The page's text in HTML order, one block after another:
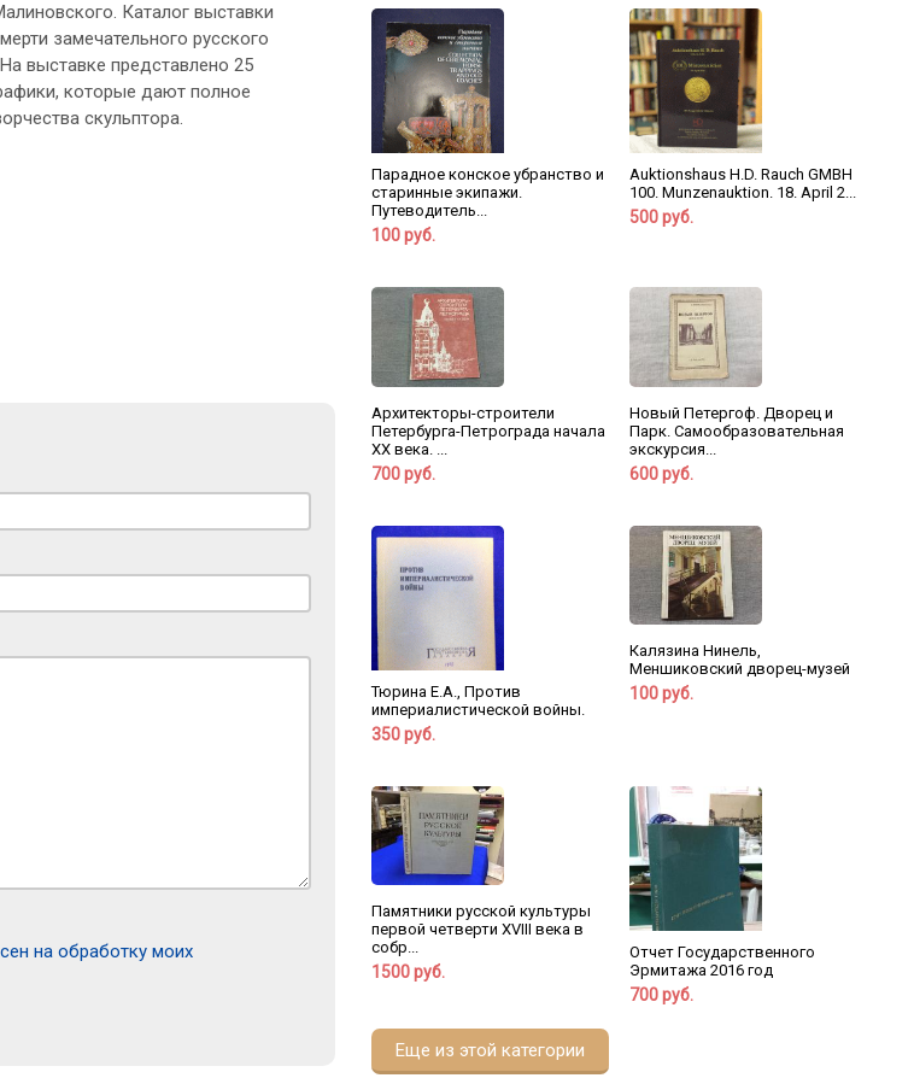
Каталог выставки
замечательного русского
выставке представлено 25
которые дают полное
скульптора.
на обработку моих
Парадное конское убранство и
старинные экипажи.
Путеводитель...
100 руб.
Auktionshaus H.D. Rauch GMBH
100. Munzenauktion. 18. April 2...
500 руб.
Архитекторы-строители
Петербурга-Петрограда начала
XX века. ...
700 руб.
Новый Петергоф. Дворец и
Парк. Самообразовательная
экскурсия...
600 руб.
Тюрина Е.А., Против
империалистической войны.
350 руб.
Калязина Нинель,
Меншиковский дворец-музей
100 руб.
Памятники русской культуры
первой четверти XVIII века в
собр...
1500 руб.
Отчет Государственного
Эрмитажа 2016 год
700 руб.
Еще из этой категории